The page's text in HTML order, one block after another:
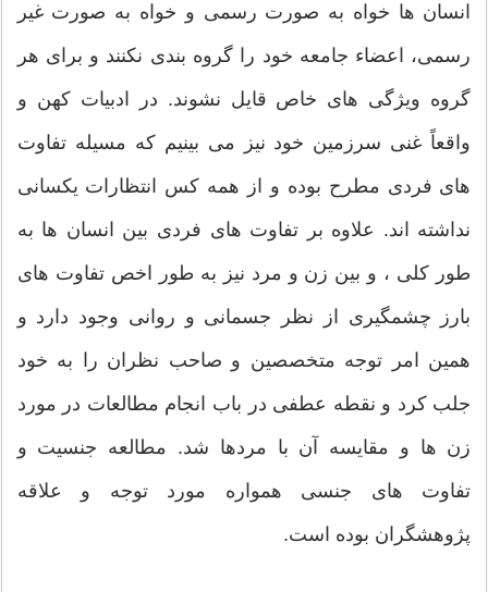
انسان ها خواه به صورت رسمی و خواه به صورت غیر
رسمی، اعضاء جامعه خود را گروه بندی نکنند و برای هر
گروه ویژگی های خاص قایل نشوند. در ادبیات کهن و
واقعاً غنی سرزمین خود نیز می بینیم که مسیله تفاوت
های فردی مطرح بوده و از همه کس انتظارات یکسانی
نداشته اند. علاوه بر تفاوت های فردی بین انسان ها به
طور کلی ، و بین زن و مرد نیز به طور اخص تفاوت های
بارز چشمگیری از نظر جسمانی و روانی وجود دارد و
همین امر توجه متخصصین و صاحب نظران را به خود
جلب کرد و نقطه عطفی در باب انجام مطالعات در مورد
زن ها و مقایسه آن با مردها شد. مطالعه جنسیت و
تفاوت های جنسی همواره مورد توجه و علاقه
پژوهشگران بوده است.